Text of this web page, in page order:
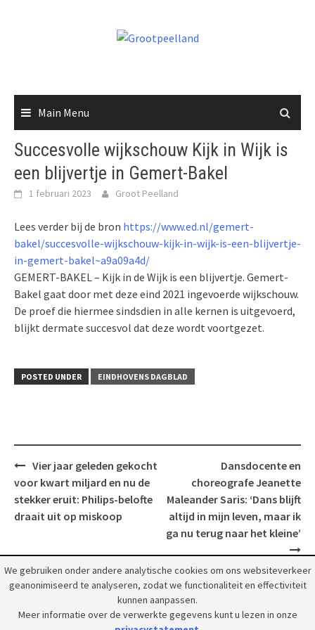
Main Menu
Succesvolle wijkschouw Kijk in Wijk is
een blijvertje in Gemert-Bakel
1 februari 2023 Groot Peelland
Lees verder bij de bron https://www.ed.nl/gemert-
bakel/succesvolle-wijkschouw-kijk-in-wijk-is-een-blijvertje-
in-gemert-bakel~a9a09a4d/
GEMERT-BAKEL – Kijk in de Wijk is een blijvertje. Gemert-
Bakel gaat door met deze eind 2021 ingevoerde wijkschouw.
De proef die hiermee sindsdien in alle kernen is uitgevoerd,
blijkt dermate succesvol dat deze wordt voortgezet.
POSTED UNDER EINDHOVENS DAGBLAD
Post
navigation
Vier jaar geleden gekocht
voor kwart miljard en nu de
stekker eruit: Philips-belofte
draait uit op miskoop
Dansdocente en
choreografe Jeanette
Maleander Saris: ‘Dans blijft
altijd in mijn leven, maar ik
ga nu terug naar het kleine’
We gebruiken onder andere analytische cookies om ons websiteverkeer
geanonimiseerd te analyseren, zodat we functionaliteit en effectiviteit
kunnen aanpassen.
Meer informatie over de verwerkte gegevens kunt u lezen in onze